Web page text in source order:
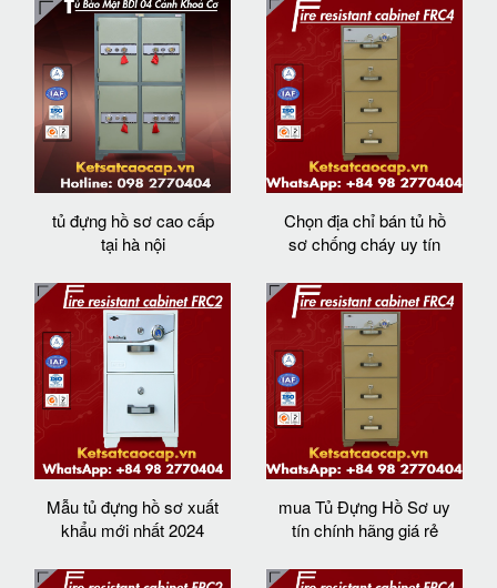
tủ đựng hồ sơ cao cấp
tại hà nội
Chọn địa chỉ bán tủ hồ
sơ chống cháy uy tín
Mẫu tủ đựng hồ sơ xuất
khẩu mới nhất 2024
mua Tủ Đựng Hồ Sơ uy
tín chính hãng giá rẻ